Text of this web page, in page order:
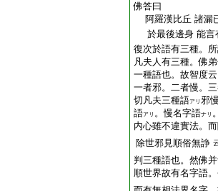
佛答曰
阿羅漢比丘 諸漏
於最後邊身 能言
復次於語有三種。
凡夫人有三種。佛
一種語也。故智度
一者邪。二者慢。
切凡夫三種語アリ 邪
語アリ 。慢名字語ナリ
内心雖不違實法。
除世邪見順俗無諍
判三種語也。然佛
順世界故有名字語